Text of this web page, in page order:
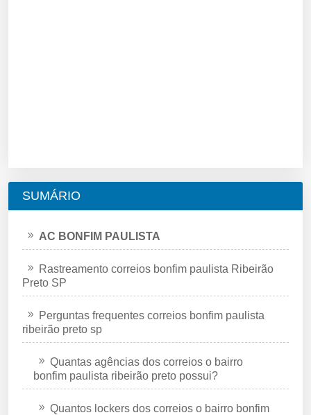
SUMÁRIO
AC BONFIM PAULISTA
Rastreamento correios bonfim paulista Ribeirão
Preto SP
Perguntas frequentes correios bonfim paulista
ribeirão preto sp
Quantas agências dos correios o bairro
bonfim paulista ribeirão preto possui?
Quantos lockers dos correios o bairro bonfim